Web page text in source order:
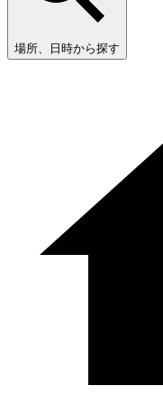
場所、日時から探す